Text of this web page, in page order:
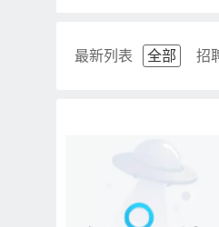
最新列表 全部 招